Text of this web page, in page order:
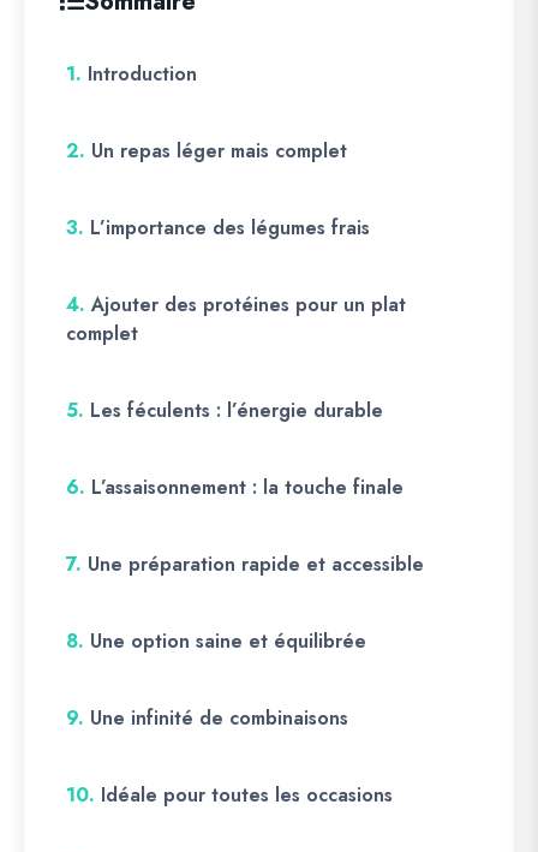
1. Introduction
2. Un repas léger mais complet
3. L’importance des légumes frais
4. Ajouter des protéines pour un plat
complet
5. Les féculents : l’énergie durable
6. L’assaisonnement : la touche finale
7. Une préparation rapide et accessible
8. Une option saine et équilibrée
9. Une infinité de combinaisons
10. Idéale pour toutes les occasions